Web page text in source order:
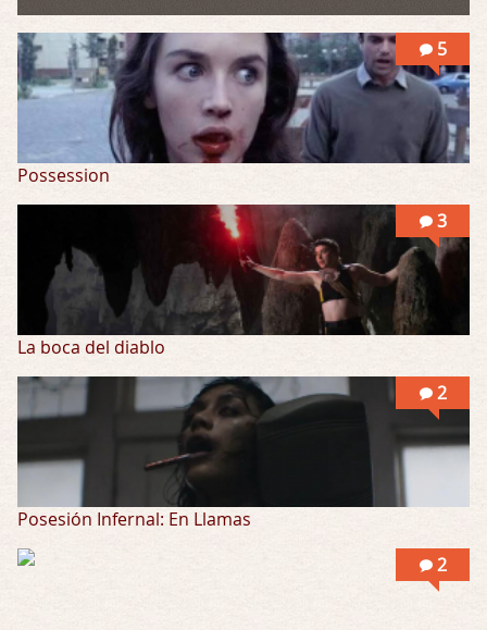
Possession
Por: Mountain
Llevo toda una vida para verla y nunca lo …
5
Possession
3
La boca del diablo
2
Posesión Infernal: En Llamas
2